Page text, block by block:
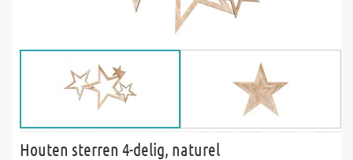
Houten sterren 4-delig, naturel